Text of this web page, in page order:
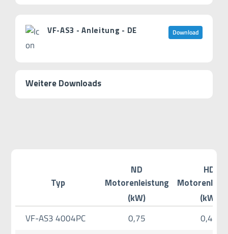
VF-AS3 - Anleitung - DE Download
Weitere Downloads
Typ
ND
Motorenleistung
HD
(kW)
(kW)
VF-AS3 4004PC
0,75
0,40